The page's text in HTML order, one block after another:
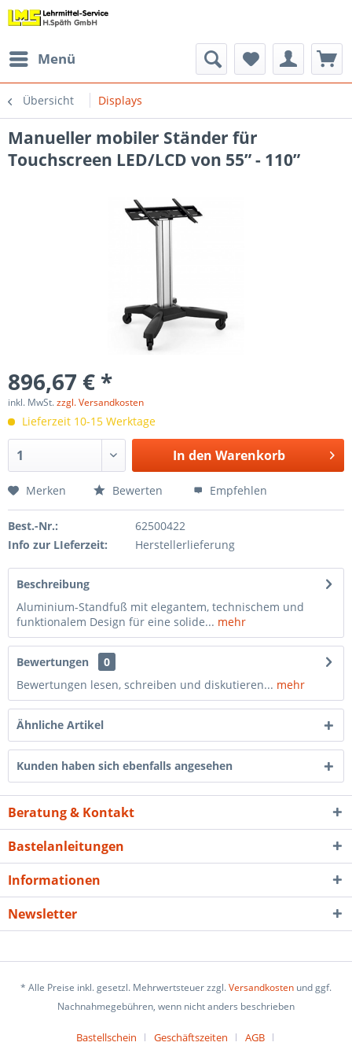
Menü
Übersicht Displays
Manueller mobiler Ständer für
Touchscreen LED/LCD von 55” - 110”
896,67 € *
inkl. MwSt.zzgl. Versandkosten
Lieferzeit 10-15 Werktage
In den Warenkorb
Merken Bewerten Empfehlen
Best.-Nr.:
62500422
Info zur LIeferzeit:
Herstellerlieferung
Beschreibung
Aluminium-Standfuß mit elegantem, technischem und
funktionalem Design für eine solide... mehr
Bewertungen
0
Bewertungen lesen, schreiben und diskutieren... mehr
Ähnliche Artikel
Kunden haben sich ebenfalls angesehen
Beratung & Kontakt
Bastelanleitungen
Informationen
Newsletter
* Alle Preise inkl. gesetzl. Mehrwertsteuer zzgl.Versandkosten und ggf.
Nachnahmegebühren, wenn nicht anders beschrieben
Bastellschein Geschäftszeiten AGB